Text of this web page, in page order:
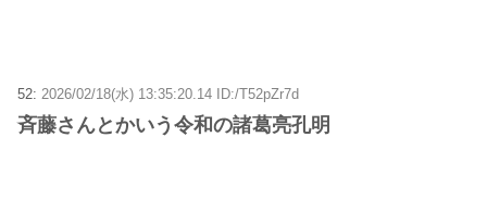
52: 2026/02/18(水) 13:35:20.14 ID:/T52pZr7d
斉藤さんとかいう令和の諸葛亮孔明